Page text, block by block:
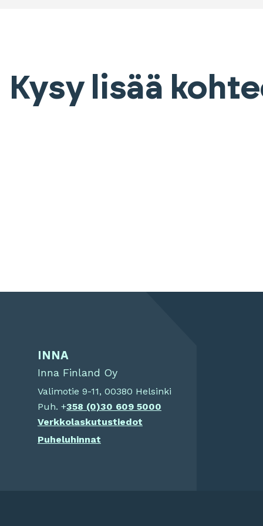
Kysy lisää
INNA
Inna Finland Oy
Valimotie 9-11, 00380 Helsinki
Puh. +358 (0)30 609 5000
Verkkolaskutustiedot
Puheluhinnat